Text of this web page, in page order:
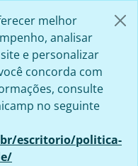
melhor
analisar
e personalizar
concorda com
consulte
no seguinte
escritorio/politica-